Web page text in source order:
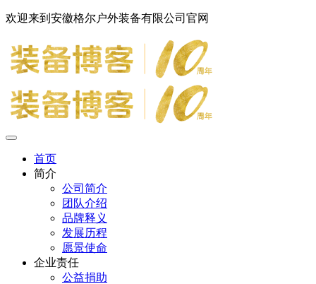
欢迎来到安徽格尔户外装备有限公司官网
首页
简介
公司简介
团队介绍
品牌释义
发展历程
愿景使命
企业责任
公益捐助